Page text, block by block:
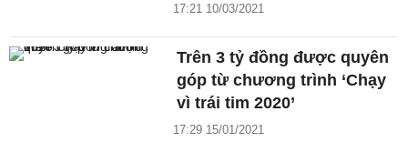
17:21 10/03/2021
Trên 3 tỷ đồng được quyên
góp từ chương trình ‘Chạy
vì trái tim 2020’
17:29 15/01/2021